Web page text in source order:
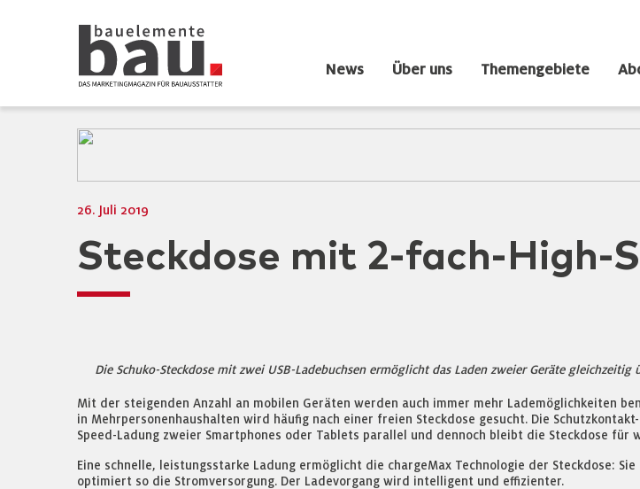
News Über uns Themengebiete
26. Juli 2019
Steckdose mit 2-fach-High-
Die Schuko-Steckdose mit zwei USB-Ladebuchsen ermöglicht das Laden zweier Geräte
Mit der steigenden Anzahl an mobilen Geräten werden auch immer mehr Lademöglichkeiten
in Mehrpersonenhaushalten wird häufig nach einer freien Steckdose gesucht. Die
Speed-Ladung zweier Smartphones oder Tablets parallel und dennoch bleibt die Steckdose für
Eine schnelle, leistungsstarke Ladung ermöglicht die chargeMax Technologie der Steckdose:
optimiert so die Stromversorgung. Der Ladevorgang wird intelligent und effizienter.